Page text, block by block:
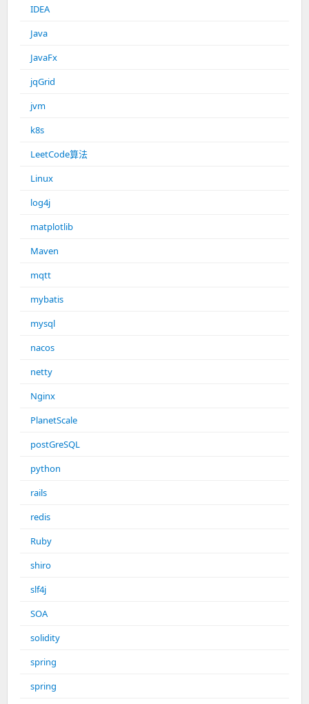
IDEA
Java
JavaFx
jqGrid
jvm
k8s
LeetCode算法
Linux
log4j
matplotlib
Maven
mqtt
mybatis
mysql
nacos
netty
Nginx
PlanetScale
postGreSQL
python
rails
redis
Ruby
shiro
slf4j
SOA
solidity
spring
spring